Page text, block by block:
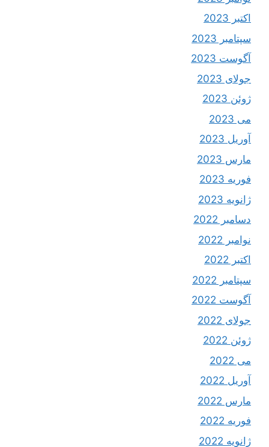
اکتبر 2023
سپتامبر 2023
آگوست 2023
جولای 2023
ژوئن 2023
می 2023
آوریل 2023
مارس 2023
فوریه 2023
ژانویه 2023
دسامبر 2022
نوامبر 2022
اکتبر 2022
سپتامبر 2022
آگوست 2022
جولای 2022
ژوئن 2022
می 2022
آوریل 2022
مارس 2022
فوریه 2022
ژانویه 2022